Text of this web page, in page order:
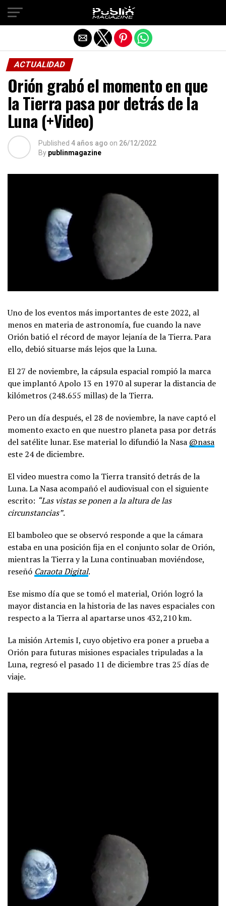
ACTUALIDAD
Orión grabó el momento en que
la Tierra pasa por detrás de la
Luna (+Video)
Published 4 años ago on 26/12/2022
By publinmagazine
Uno de los eventos más importantes de este 2022, al
menos en materia de astronomía, fue cuando la nave
Orión batió el récord de mayor lejanía de la Tierra. Para
ello, debió situarse más lejos que la Luna.
El 27 de noviembre, la cápsula espacial rompió la marca
que implantó Apolo 13 en 1970 al superar la distancia de
kilómetros (248.655 millas) de la Tierra.
Pero un día después, el 28 de noviembre, la nave captó el
momento exacto en que nuestro planeta pasa por detrás
del satélite lunar. Ese material lo difundió la Nasa @nasa
este 24 de diciembre.
El video muestra como la Tierra transitó detrás de la
Luna. La Nasa acompañó el audiovisual con el siguiente
escrito: “Las vistas se ponen a la altura de las
circunstancias”.
El bamboleo que se observó responde a que la cámara
estaba en una posición fija en el conjunto solar de Orión,
mientras la Tierra y la Luna continuaban moviéndose,
reseñó Caraota Digital.
Ese mismo día que se tomó el material, Orión logró la
mayor distancia en la historia de las naves espaciales con
respecto a la Tierra al apartarse unos 432,210 km.
La misión Artemis I, cuyo objetivo era poner a prueba a
Orión para futuras misiones espaciales tripuladas a la
Luna, regresó el pasado 11 de diciembre tras 25 días de
viaje.
Salir de la versión móvil